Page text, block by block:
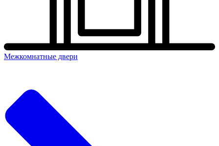
Межкомнатные двери